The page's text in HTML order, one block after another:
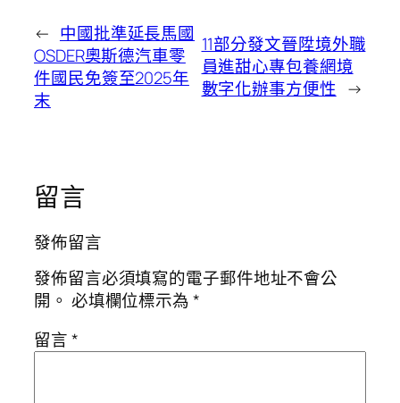
← 中國批準延長馬國
OSDER奧斯德汽車零
件國民免簽至2025年
末
11部分發文晉陞境外職
員進甜心專包養網境
數字化辦事方便性 →
留言
發佈留言
發佈留言必須填寫的電子郵件地址不會公
開。 必填欄位標示為*
留言*